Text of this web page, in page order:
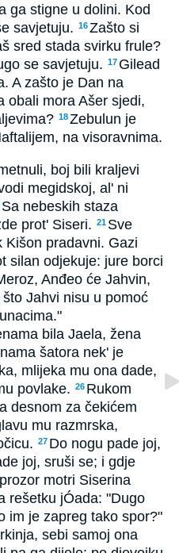
ga stigne u dolini. Kod
savjetuju. 16Zašto si
sred stada svirku frule?
se savjetuju. 17 Gilead
A zašto je Dan na
obali mora Ašer sjedi,
18Zebulun je
na visoravnima.
boj bili kraljevi
megidskoj, al' ni
Sa nebeskih staza
prot' Siseri. 21 Sve
Kišon pradavni. Gazi
silan odjekuje: jure borci
Anđeo će Jahvin,
Jahvi nisu u pomoć
bila Jaela, žena
šatora nek' je
mlijeka mu ona dade,
povlake. 26 Rukom
desnom za čekićem
mu razmrska,
27 Do nogu pade joj,
joj, sruši se; i gdje
motri Siserina
rešetku jÓada: "Dugo
im je zapreg tako spor?"
sebi samoj ona